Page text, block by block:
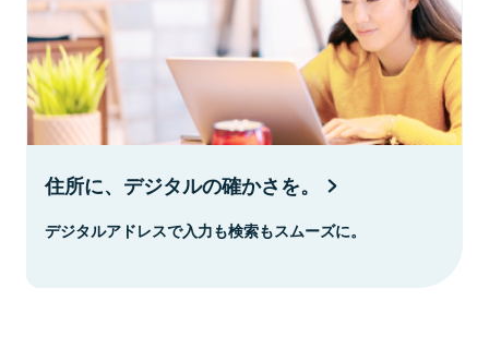
住所に、デジタルの確かさを。
デジタルアドレスで入力も検索もスムーズに。